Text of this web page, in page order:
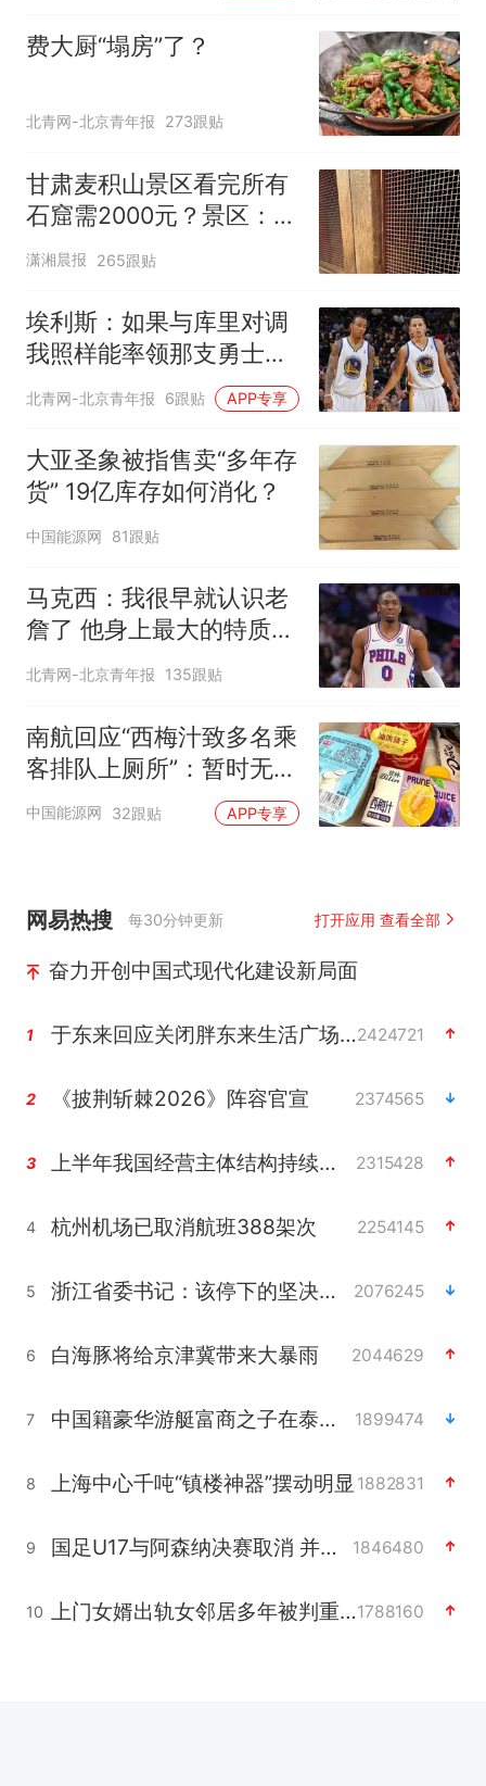
费大厨“塌房”了？
北青网-北京青年报 273跟贴
甘肃麦积山景区看完所有
石窟需2000元？景区：部
分石窟受特别保护，游客
潇湘晨报 265跟贴
埃利斯：如果与库里对调
我照样能率领那支勇士取
得现在的成就
北青网-北京青年报 6跟贴 APP专享
大亚圣象被指售卖“多年存
货” 19亿库存如何消化？
中国能源网 81跟贴
马克西：我很早就认识老
詹了 他身上最大的特质就
是谦逊
北青网-北京青年报 135跟贴
南航回应“西梅汁致多名乘
客排队上厕所”：暂时无法
核查是否发放西梅汁
中国能源网 32跟贴 APP专享
网易热搜 每30分钟更新 打开应用 查看全部
奋力开创中国式现代化建设新局面
1 于东来回应关闭胖东来生活广场店2424721
2 《披荆斩棘2026》阵容官宣 2374565
3 上半年我国经营主体结构持续优化 2315428
4 杭州机场已取消航班388架次 2254145
5 浙江省委书记：该停下的坚决停下来 2076245
6 白海豚将给京津冀带来大暴雨 2044629
7 中国籍豪华游艇富商之子在泰国被杀 1899474
8 上海中心千吨“镇楼神器”摆动明显 1882831
9 国足U17与阿森纳决赛取消 并列冠军 1846480
10 上门女婿出轨女邻居多年被判重婚罪1788160